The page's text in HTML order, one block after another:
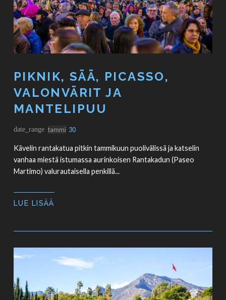
PIKNIK, SÄÄ, PICASSO,
VALONVÄRIT JA
MANTELIPUU
date_range tammi 30
Kävelin rantakatua pitkin tammikuun puolivälissä ja katselin
vanhaa miestä istumassa aurinkoisen Rantakadun (Paseo
Martimo) valurautaisella penkillä...
LUE LISÄÄ